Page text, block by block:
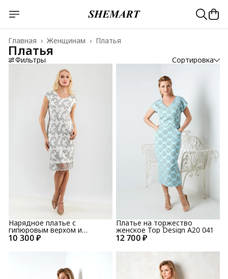
Платья
Женщинам ›
Главная ›
Платья
Фильтры Сортировка
10 300 ₽
Нарядное платье с
гипюровым верхом и
серебристыми цветами
TopDesign РА9 62
12 700 ₽
Платье на торжество
женское Top Design A20 041